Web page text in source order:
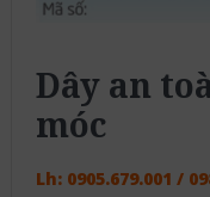
Dây an
móc
Lh: 0905.679.001 /